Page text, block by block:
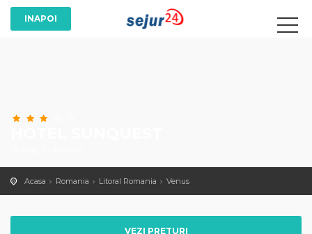
Acasa Romania Litoral Romania Venus
VEZI PRETURI